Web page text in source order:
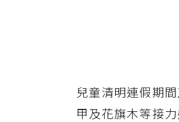
兒童清明連假期
甲及花旗木等接